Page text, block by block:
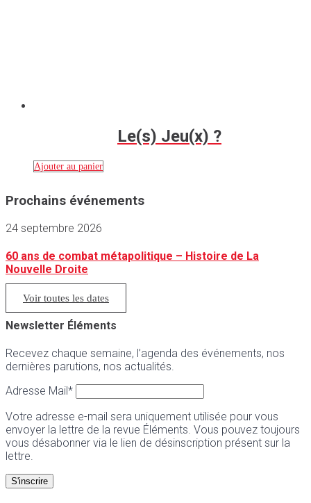
Le(s) Jeu(x) ?
Ajouter au panier
Prochains événements
24 septembre 2026
60 ans de combat métapolitique – Histoire de La
Nouvelle Droite
Voir toutes les dates
Newsletter Éléments
Recevez chaque semaine, l’agenda des événements, nos
dernières parutions, nos actualités.
Adresse Mail*
Votre adresse e-mail sera uniquement utilisée pour vous
envoyer la lettre de la revue Éléments. Vous pouvez toujours
vous désabonner via le lien de désinscription présent sur la
lettre.